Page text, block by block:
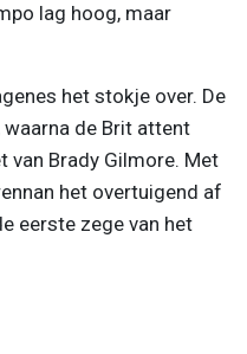
lag hoog, maar
het stokje over. De
de Brit attent
van Brady Gilmore. Met
het overtuigend af
eerste zege van het